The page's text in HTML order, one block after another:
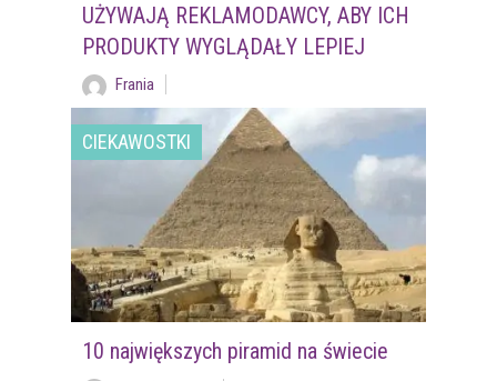
UŻYWAJĄ REKLAMODAWCY, ABY ICH
PRODUKTY WYGLĄDAŁY LEPIEJ
Frania
CIEKAWOSTKI
10 największych piramid na świecie